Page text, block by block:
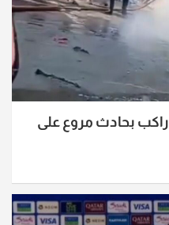
بالفديو.. نجاة 8 من أصل 50 راكب بحادث مروع على